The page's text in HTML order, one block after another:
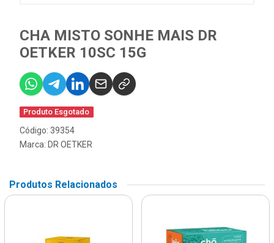
CHA MISTO SONHE MAIS DR
OETKER 10SC 15G
Produto Esgotado
Código: 39354
Marca: DR OETKER
Produtos Relacionados